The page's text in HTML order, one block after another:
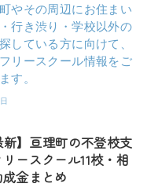
やその周辺にお住まい
行き渋り・学校以外の
している方に向けて、
リースクール情報をご
す。
新】亘理町の不登校支
ースクール11校・相
金まとめ